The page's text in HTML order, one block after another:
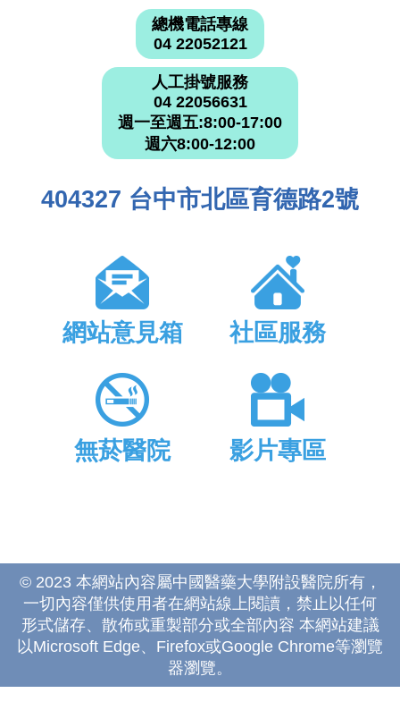
總機電話專線
04 22052121
人工掛號服務
04 22056631
週一至週五:8:00-17:00
週六8:00-12:00
404327 台中市北區育德路2號
網站意見箱 社區服務
無菸醫院 影片專區
© 2023 本網站內容屬中國醫藥大學附設醫院所有，
一切內容僅供使用者在網站線上閱讀，禁止以任何
形式儲存、散佈或重製部分或全部內容 本網站建議
以Microsoft Edge、Firefox或Google Chrome等瀏覽
器瀏覽。